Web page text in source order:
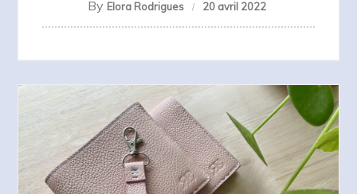
By Elora Rodrigues 20 avril 2022